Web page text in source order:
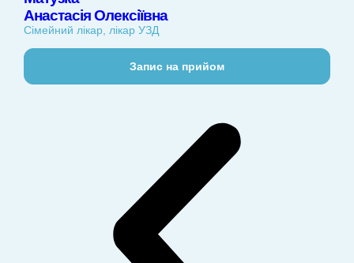
Анастасія Олексіївна
Сімейний лікар, лікар УЗД
Запис на прийом